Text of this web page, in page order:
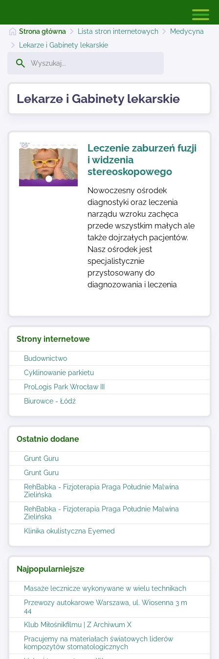
Najnowsze
Kontakt
Strona główna Lista stron internetowych
Medycyna
Lekarze i Gabinety lekarskie
Strony internetowe
Budownictwo
Cyklinowanie parkietu
ProLogis Park Wrocław III
Biurowce - Łódź
Ostatnio dodane
Grunt Guru
Grunt Guru
RehBabka - Fizjoterapia Praga Południe Malwina
Zielińska
RehBabka - Fizjoterapia Praga Południe Malwina
Zielińska
Klinika okulistyczna Eyemed
Najpopularniejsze
Masaże lecznicze wykonywane w wielu technikach
Przewozy autokarowe Warszawa, ul. Wiosenna 3 m
44
Klub Miłośnikfilmu | Z Archiwum X
Pracujemy na materiałach światowych liderów
kompozytów stomatologicznych
Lekarze i Gabinety lekarskie
Leczenie zaburzeń fuzji
i widzenia
stereoskopowego
Nowoczesny ośrodek
diagnostyki oraz leczenia
narządu wzroku zachęca
przede wszystkim małych ale
także dojrzałych pacjentów.
Nasz ośrodek jest
specjalistycznie
przystosowany do
diagnozowania i leczenia